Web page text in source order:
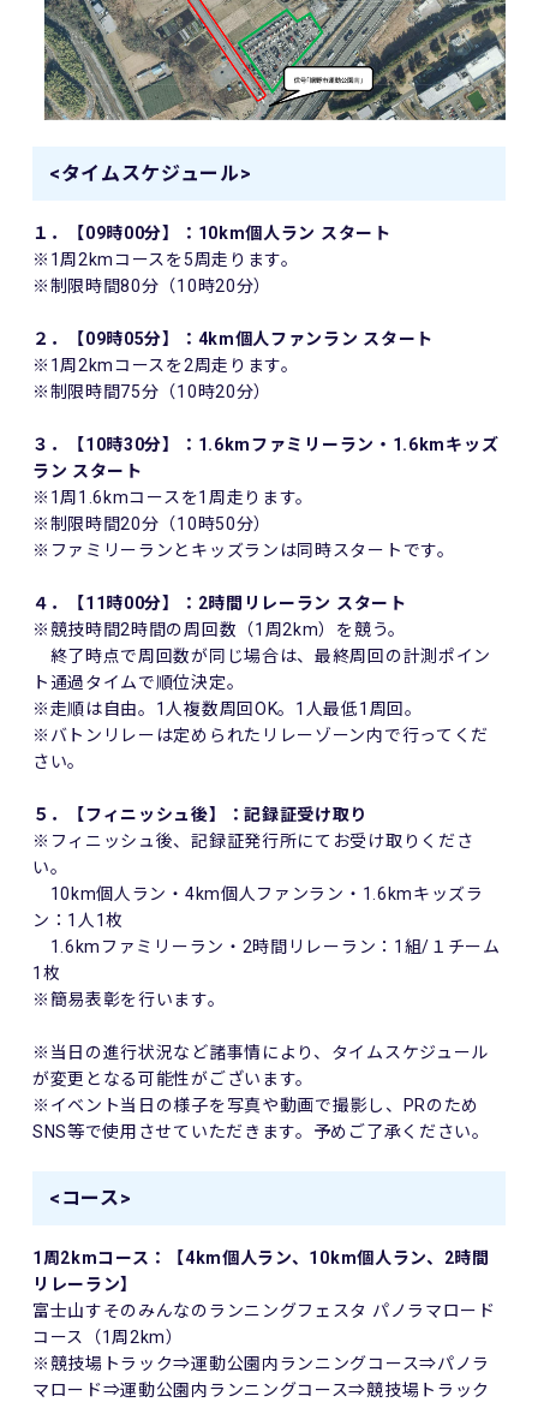
<タイムスケジュール>
１．【09時00分】：10km個人ラン スタート
※1周2kmコースを5周走ります。
※制限時間80分（10時20分）
２．【09時05分】：4km個人ファンラン スタート
※1周2kmコースを2周走ります。
※制限時間75分（10時20分）
３．【10時30分】：1.6kmファミリーラン・1.6kmキッズ
ラン スタート
※1周1.6kmコースを1周走ります。
※制限時間20分（10時50分）
※ファミリーランとキッズランは同時スタートです。
４．【11時00分】：2時間リレーラン スタート
※競技時間2時間の周回数（1周2km）を競う。
終了時点で周回数が同じ場合は、最終周回の計測ポイン
ト通過タイムで順位決定。
※走順は自由。1人複数周回OK。1人最低1周回。
※バトンリレーは定められたリレーゾーン内で行ってくだ
さい。
５．【フィニッシュ後】：記録証受け取り
※フィニッシュ後、記録証発行所にてお受け取りくださ
い。
10km個人ラン・4km個人ファンラン・1.6kmキッズラ
ン：1人1枚
1.6kmファミリーラン・2時間リレーラン：1組/１チーム
1枚
※簡易表彰を行います。
※当日の進行状況など諸事情により、タイムスケジュール
が変更となる可能性がございます。
※イベント当日の様子を写真や動画で撮影し、PRのため
SNS等で使用させていただきます。予めご了承ください。
<コース>
1周2kmコース：【4km個人ラン、10km個人ラン、2時間
リレーラン】
富士山すそのみんなのランニングフェスタ パノラマロード
コース（1周2km）
※競技場トラック⇒運動公園内ランニングコース⇒パノラ
マロード⇒運動公園内ランニングコース⇒競技場トラック